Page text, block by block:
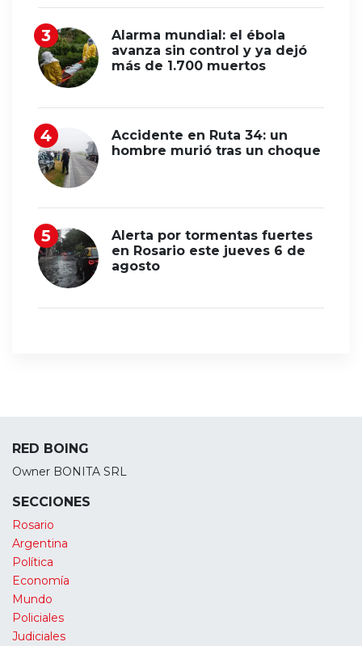
Alarma mundial: el ébola
avanza sin control y ya dejó
más de 1.700 muertos
Accidente en Ruta 34: un
hombre murió tras un choque
Alerta por tormentas fuertes
en Rosario este jueves 6 de
agosto
RED BOING
Owner BONITA SRL
SECCIONES
Rosario
Argentina
Política
Economía
Mundo
Policiales
Judiciales